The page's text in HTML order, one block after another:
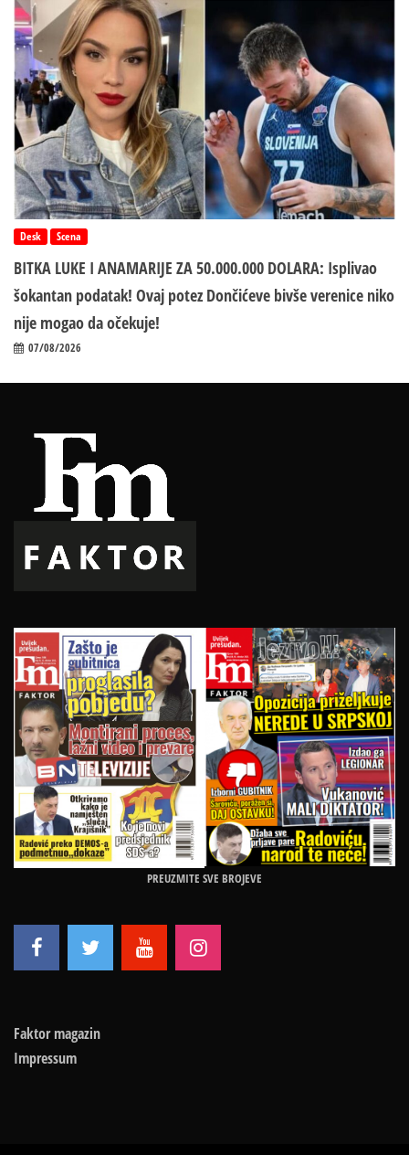
Desk Scena
BITKA LUKE I ANAMARIJE ZA 50.000.000 DOLARA: Isplivao
šokantan podatak! Ovaj potez Dončićeve bivše verenice niko
nije mogao da očekuje!
07/08/2026
PREUZMITE SVE BROJEVE
Faktor magazin
Impressum